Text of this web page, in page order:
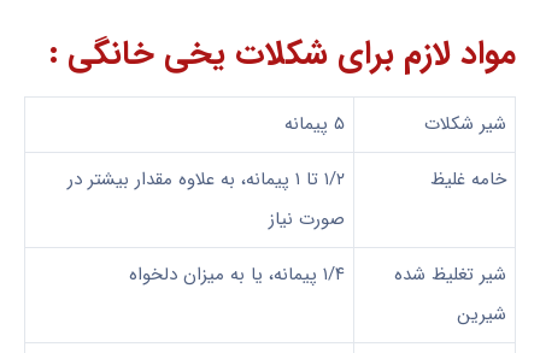
مواد لازم برای شکلات یخی خانگی :
شیر شکلات
۵ پیمانه
خامه غلیظ
۱/۲ تا ۱ پیمانه، به علاوه مقدار بیشتر در
صورت نیاز
شیر تغلیظ شده
شیرین
۱/۴ پیمانه، یا به میزان دلخواه